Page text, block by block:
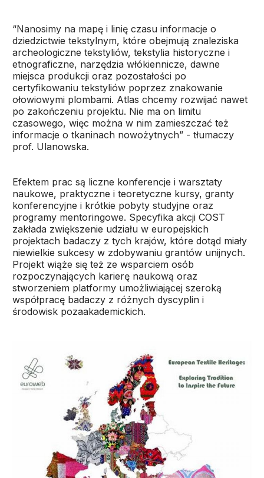
“Nanosimy na mapę i linię czasu informacje o
dziedzictwie tekstylnym, które obejmują znaleziska
archeologiczne tekstyliów, tekstylia historyczne i
etnograficzne, narzędzia włókiennicze, dawne
miejsca produkcji oraz pozostałości po
certyfikowaniu tekstyliów poprzez znakowanie
ołowiowymi plombami. Atlas chcemy rozwijać nawet
po zakończeniu projektu. Nie ma on limitu
czasowego, więc można w nim zamieszczać też
informacje o tkaninach nowożytnych” - tłumaczy
prof. Ulanowska.
Efektem prac są liczne konferencje i warsztaty
naukowe, praktyczne i teoretyczne kursy, granty
konferencyjne i krótkie pobyty studyjne oraz
programy mentoringowe. Specyfika akcji COST
zakłada zwiększenie udziału w europejskich
projektach badaczy z tych krajów, które dotąd miały
niewielkie sukcesy w zdobywaniu grantów unijnych.
Projekt wiąże się też ze wsparciem osób
rozpoczynających karierę naukową oraz
stworzeniem platformy umożliwiającej szeroką
współpracę badaczy z różnych dyscyplin i
środowisk pozaakademickich.